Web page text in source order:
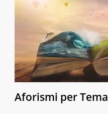
Aforismi per Tema